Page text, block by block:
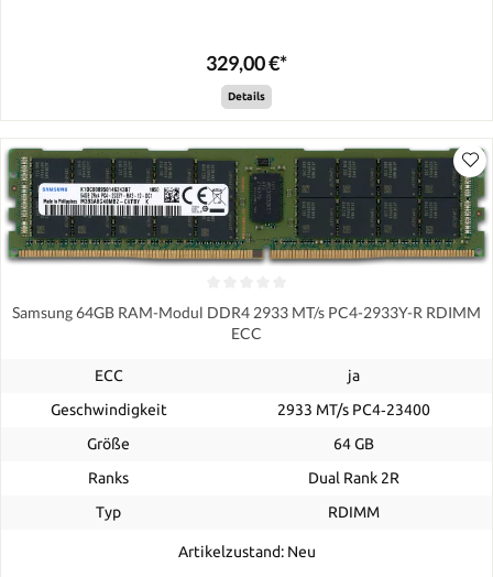
329,00 €*
Details
Samsung 64GB RAM-Modul DDR4 2933 MT/s PC4-2933Y-R RDIMM
ECC
ECC
ja
Geschwindigkeit
2933 MT/s PC4‑23400
Größe
64 GB
Ranks
Dual Rank 2R
Typ
RDIMM
Artikelzustand: Neu